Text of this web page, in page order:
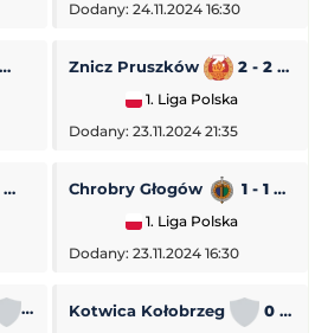
Dodany: 24.11.2024 16:30
Pogoń Siedlce
Znicz Pruszków 2 - 2
1. Liga Polska
Dodany: 23.11.2024 21:35
GKS Tychy
Chrobry Głogów 1 - 1
1. Liga Polska
Dodany: 23.11.2024 16:30
Stal Rzeszów
Kotwica Kołobrzeg 0 - 5